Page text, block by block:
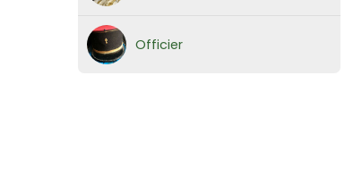
Officier